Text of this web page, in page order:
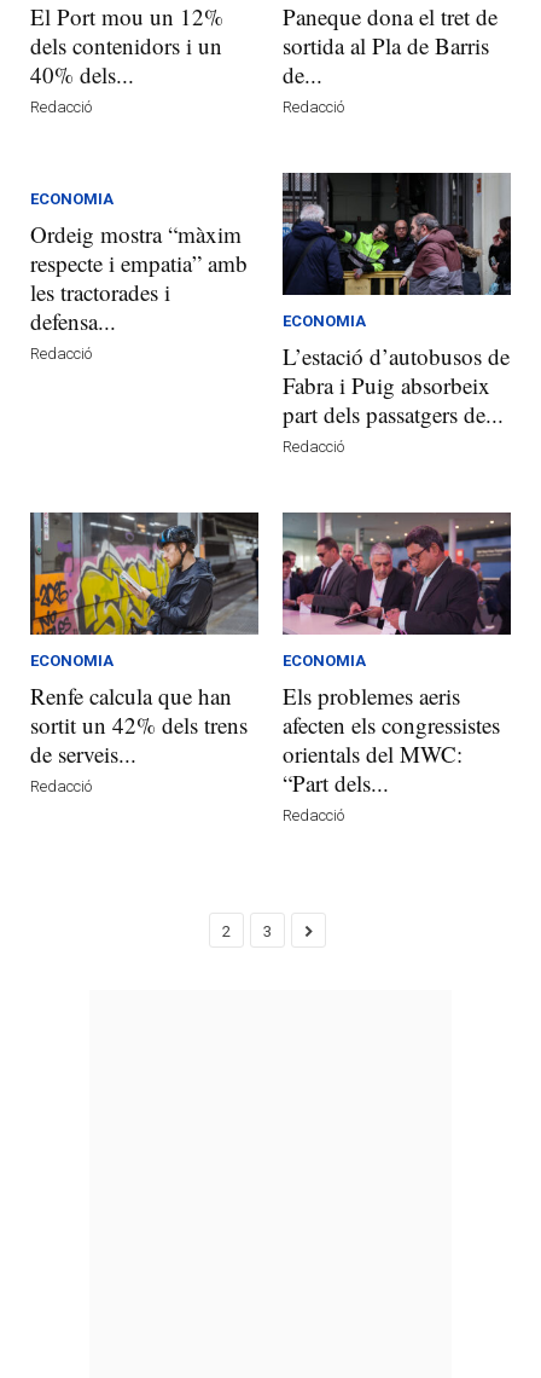
El Port mou un 12%
dels contenidors i un
40% dels...
Redacció
Paneque dona el tret de
sortida al Pla de Barris
de...
Redacció
ECONOMIA
Ordeig mostra “màxim
respecte i empatia” amb
les tractorades i
defensa...
Redacció
ECONOMIA
L’estació d’autobusos de
Fabra i Puig absorbeix
part dels passatgers de...
Redacció
ECONOMIA
Renfe calcula que han
sortit un 42% dels trens
de serveis...
Redacció
ECONOMIA
Els problemes aeris
afecten els congressistes
orientals del MWC:
“Part dels...
Redacció
2 3